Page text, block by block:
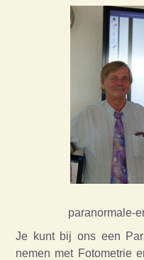
paranormale-
Je kunt bij ons een
nemen met Fotometrie